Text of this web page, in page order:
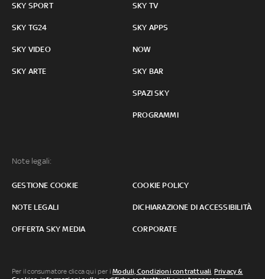
SKY SPORT
SKY TG24
SKY VIDEO
SKY ARTE
SKY TV
SKY APPS
NOW
SKY BAR
SPAZI SKY
PROGRAMMI
Note legali:
GESTIONE COOKIE COOKIE POLICY
NOTE LEGALI DICHIARAZIONE DI ACCESSIBILITÀ
OFFERTA SKY MEDIA CORPORATE
Per il consumatore clicca qui per iModuli, Condizioni contrattuali, Privacy &